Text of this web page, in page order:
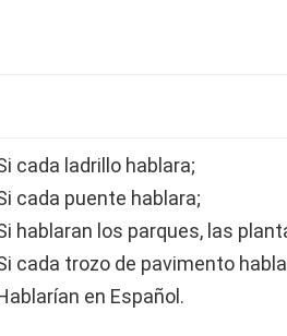
cada ladrillo hablara;
cada puente hablara;
hablaran los parques, las
cada trozo de pavimento
en Español.